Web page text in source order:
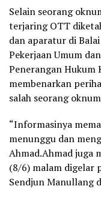
Selain seorang
terjaring OTT
dan aparatur di
Pekerjaan Umum
Penerangan Hukum
membenarkan
salah seorang
“Informasinya
menunggu dan
Ahmad.Ahmad juga
(8/6) malam digelar
Sendjun Manullang